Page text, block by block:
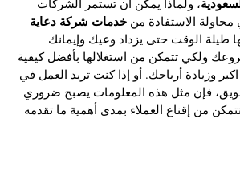
الاستفادة منخدمات شركة دعاية
الوقت حتى يزداد وعيك وإيمانك
ولكي تتمكن من استغلالها بأفضل كيفية
أرباحك. أو إذا كنت تريد العمل في
فإن مثل هذه المعلومات يصبح ضروري
من إقناع العملاء بمدى أهمية ما تقدمه